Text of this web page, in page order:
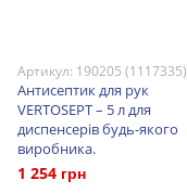
Артикул: 190205 (1117335)
Антисептик для рук
VERTOSEPT – 5 л для
диспенсерів будь-якого
виробника.
1 254 грн